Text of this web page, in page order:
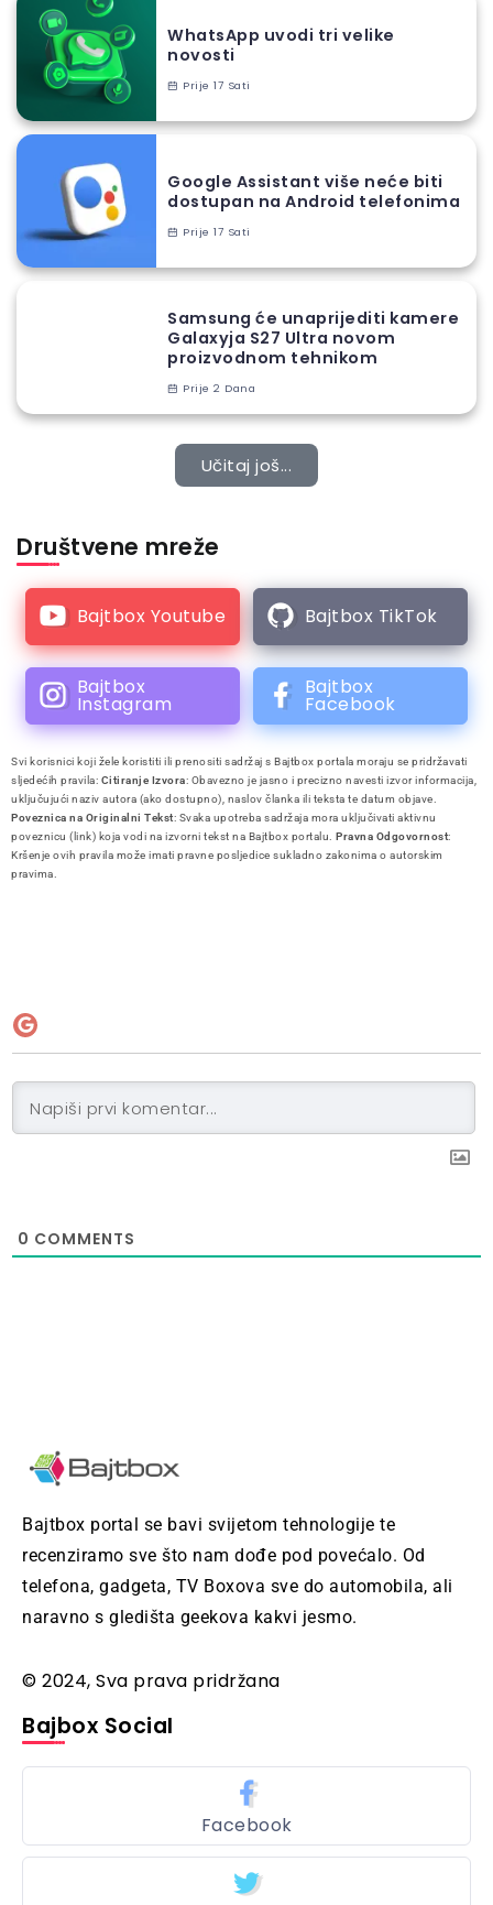
WhatsApp uvodi tri velike
novosti
Prije 17 Sati
Google Assistant više neće biti
dostupan na Android telefonima
Prije 17 Sati
Samsung će unaprijediti kamere
Galaxyja S27 Ultra novom
proizvodnom tehnikom
Prije 2 Dana
Učitaj još...
Društvene mreže
Bajtbox Youtube Bajtbox TikTok
Bajtbox
Instagram
Bajtbox
Facebook
Svi korisnici koji žele koristiti ili prenositi sadržaj s Bajtbox portala moraju se pridržavati
sljedećih pravila: Citiranje Izvora: Obavezno je jasno i precizno navesti izvor informacija,
uključujući naziv autora (ako dostupno), naslov članka ili teksta te datum objave.
Poveznica na Originalni Tekst: Svaka upotreba sadržaja mora uključivati aktivnu
poveznicu (link) koja vodi na izvorni tekst na Bajtbox portalu. Pravna Odgovornost:
Kršenje ovih pravila može imati pravne posljedice sukladno zakonima o autorskim
pravima.
0 COMMENTS
Bajtbox portal se bavi svijetom tehnologije te
recenziramo sve što nam dođe pod povećalo. Od
telefona, gadgeta, TV Boxova sve do automobila, ali
naravno s gledišta geekova kakvi jesmo.
© 2024, Sva prava pridržana
Bajbox Social
Facebook